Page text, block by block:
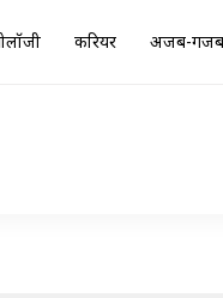
करियर अजब-गजब